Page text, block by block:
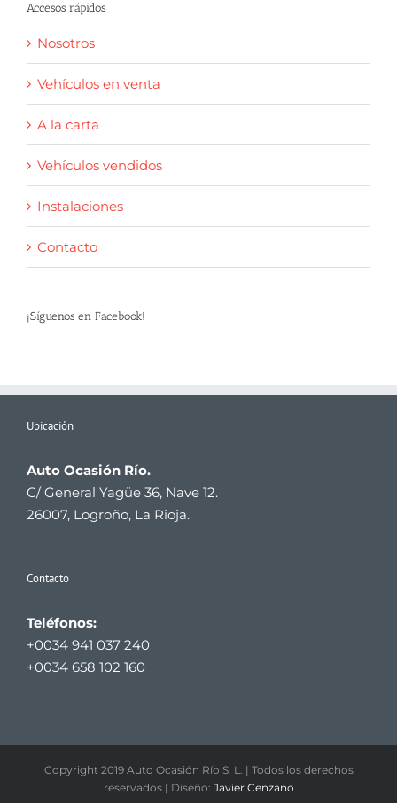
Accesos rápidos
Nosotros
Vehículos en venta
A la carta
Vehículos vendidos
Instalaciones
Contacto
¡Síguenos en Facebook!
Ubicación
Auto Ocasión Río.
C/ General Yagüe 36, Nave 12.
26007, Logroño, La Rioja.
Contacto
Teléfonos:
+0034 941 037 240
+0034 658 102 160
Copyright 2019 Auto Ocasión Río S. L. | Todos los derechos
reservados | Diseño: Javier Cenzano